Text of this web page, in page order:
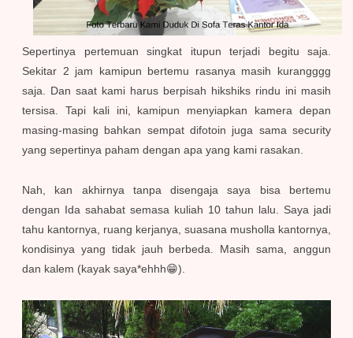
Sepertinya pertemuan singkat itupun terjadi begitu saja.
Sekitar 2 jam kamipun bertemu rasanya masih kurangggg
saja. Dan saat kami harus berpisah hikshiks rindu ini masih
tersisa. Tapi kali ini, kamipun menyiapkan kamera depan
masing-masing bahkan sempat difotoin juga sama security
yang sepertinya paham dengan apa yang kami rasakan.
Nah, kan akhirnya tanpa disengaja saya bisa bertemu
dengan Ida sahabat semasa kuliah 10 tahun lalu. Saya jadi
tahu kantornya, ruang kerjanya, suasana musholla kantornya,
kondisinya yang tidak jauh berbeda. Masih sama, anggun
dan kalem (kayak saya*ehhh😁).